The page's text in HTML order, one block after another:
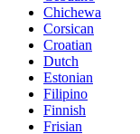
Chichewa
Corsican
Croatian
Dutch
Estonian
Filipino
Finnish
Frisian